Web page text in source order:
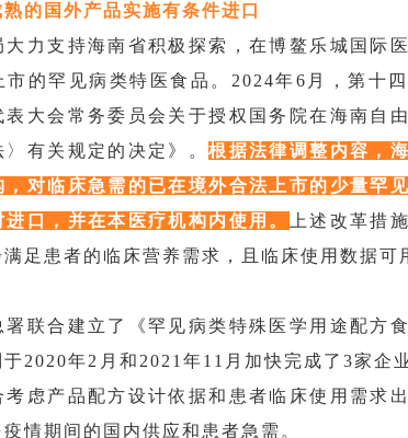
的国外产品实施有条件进口
大力支持海南省积极探索，在博鳌乐城国际
市的罕见病类特医食品。2024年6月，第十
表大会常务委员会关于授权国务院在海南自
〉有关规定的决定》。根据法律调整内容，
，对临床急需的已在境外合法上市的少量罕
口，并在本医疗机构内使用。
上述改革措
足患者的临床营养需求，且临床使用数据可
署联合建立了《罕见病类特殊医学用途配方
2020年2月和2021年11月加快完成了3家企
考虑产品配方设计依据和患者临床使用需求
情期间的国内供应和患者急需。